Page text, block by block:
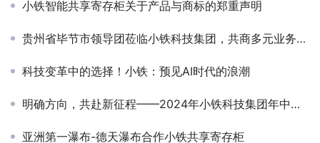
小铁智能共享寄存柜关于产品与商标的郑重声明
贵州省毕节市领导团莅临小铁科技集团，共商多元业务合作机遇
科技变革中的选择！小铁：预见AI时代的浪潮
明确方向，共赴新征程——2024年小铁科技集团年中总结会议顺利举行
亚洲第一瀑布-德天瀑布合作小铁共享寄存柜